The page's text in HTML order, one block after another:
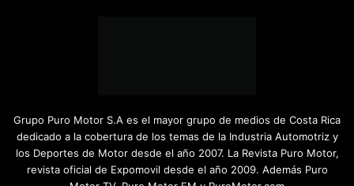
Grupo Puro Motor S.A es el mayor grupo de medios de Costa Rica
dedicado a la cobertura de los temas de la Industria Automotriz y
los Deportes de Motor desde el año 2007. La Revista Puro Motor,
revista oficial de Expomovil desde el año 2009. Además Puro